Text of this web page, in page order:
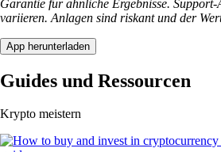
Garantie für ähnliche Ergebnisse.
variieren. Anlagen sind riskant und der
App herunterladen
Guides und Ressourcen
Krypto meistern